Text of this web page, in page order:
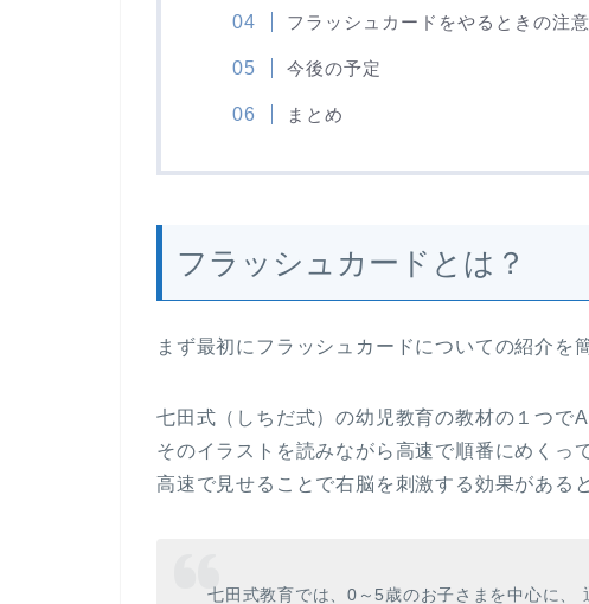
フラッシュカードをやるときの注
今後の予定
まとめ
フラッシュカードとは？
まず最初にフラッシュカードについての紹介を
七田式（しちだ式）の幼児教育の教材の１つで
そのイラストを読みながら高速で順番にめくっ
高速で見せることで右脳を刺激する効果がある
七田式教育では、0～5歳のお子さまを中心に、